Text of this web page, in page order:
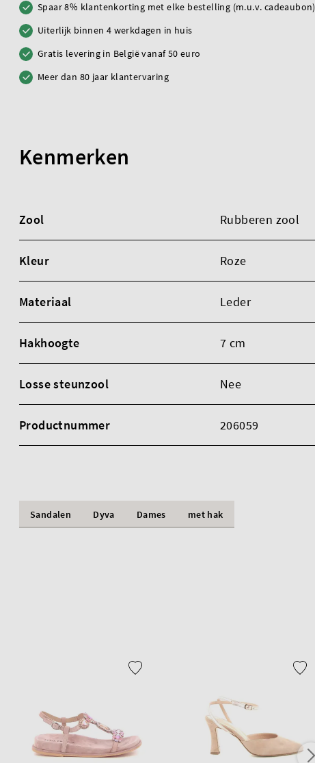
Spaar 8% klantenkorting met elke bestelling (m.u.v. cadeaubon)
Uiterlijk binnen 4 werkdagen in huis
Gratis levering in België vanaf 50 euro
Meer dan 80 jaar klantervaring
Kenmerken
Zool Rubberen zool
Kleur Roze
Materiaal Leder
Hakhoogte 7 cm
Losse steunzool Nee
Productnummer 206059
Sandalen Dyva Dames met hak